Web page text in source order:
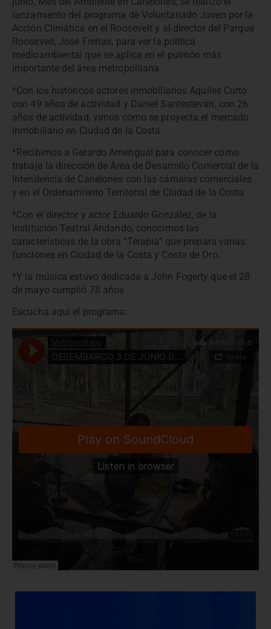
lanzamiento del programa de Voluntariado Joven por la
Acción Climática en el Roosevelt y al director del Parque
Roosevelt, José Freitas, para ver la política
medioambiental que se aplica en el pulmón más
importante del área metropolitana.
*Con los históricos actores inmobiliarios Aquiles Curto
con 49 años de actividad y Daniel Santestevan, con 26
años de actividad, vimos cómo se proyecta el mercado
inmobiliario en Ciudad de la Costa.
*Recibimos a Gerardo Amengual para conocer cómo
trabaja la dirección de Área de Desarrollo Comercial de la
Intendencia de Canelones con las cámaras comerciales
y en el Ordenamiento Territorial de Ciudad de la Costa
*Con el director y actor Eduardo González, de la
Institución Teatral Andando, conocimos las
características de la obra “Terapia” que prepara varias
funciones en Ciudad de la Costa y Costa de Oro.
*Y la música estuvo dedicada a John Fogerty que el 28
de mayo cumplió 78 años
Escuchá aquí el programa: